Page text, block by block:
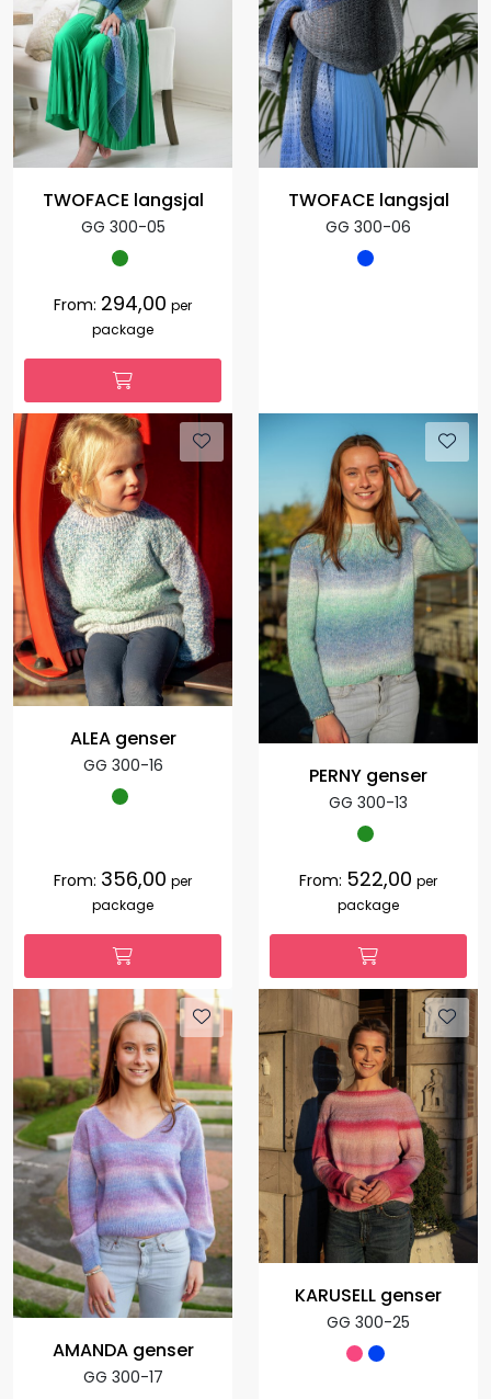
TWOFACE langsjal
GG 300-05
From: 294,00 per
package
TWOFACE langsjal
GG 300-06
ALEA genser
GG 300-16
From: 356,00 per
package
PERNY genser
GG 300-13
From: 522,00 per
package
AMANDA genser
GG 300-17
KARUSELL genser
GG 300-25